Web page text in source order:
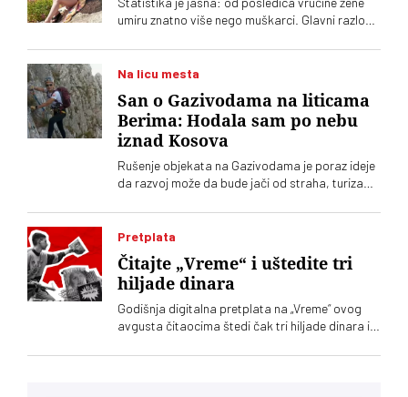
umiru znatno više nego muškarci. Glavni razlog,
Na licu mesta
San o Gazivodama na liticama
Berima: Hodala sam po nebu
iznad Kosova
Rušenje objekata na Gazivodama je poraz ideje
da razvoj može da bude jači od straha, turizam
zato što vide budućnost, a ne zato što nemaju
gde da odu. Da drugi, poput mene, ovde mogu
da dolaze po svoje sopstvene životne lekcije
Pretplata
Čitajte „Vreme“ i uštedite tri
hiljade dinara
Godišnja digitalna pretplata na „Vreme“ ovog
avgusta čitaocima štedi čak tri hiljade dinara i